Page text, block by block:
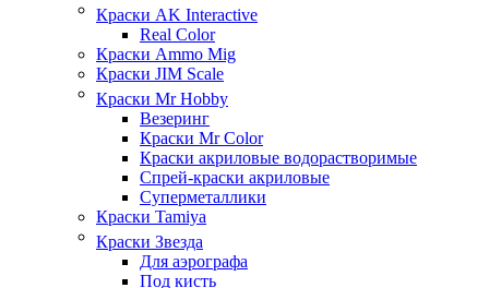
Краски AK Interactive
Real Color
Краски Ammo Mig
Краски JIM Scale
Краски Mr Hobby
Везеринг
Краски Mr Color
Краски акриловые водорастворимые
Спрей-краски акриловые
Суперметаллики
Краски Tamiya
Краски Звезда
Для аэрографа
Под кисть